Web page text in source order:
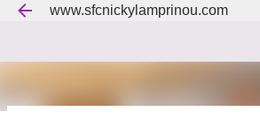
Μετάβαση στο κύριο
www.sfcnickylamprinou.com